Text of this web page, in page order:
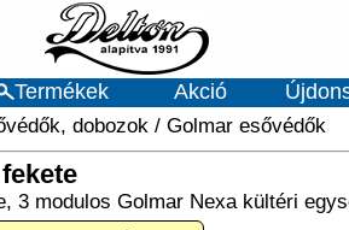
Termékek Akció
dobozok / Golmar esővédők
3 modulos Golmar Nexa kültéri